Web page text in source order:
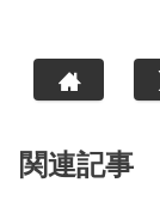
関連記事